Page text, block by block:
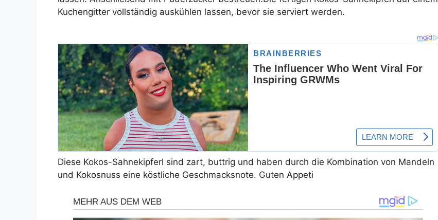
Kuchengitter vollständig auskühlen lassen, bevor sie serviert werden.
Diese Kokos-Sahnekipferl sind zart, buttrig und haben durch die Kombination von Mandeln
und Kokosnuss eine köstliche Geschmacksnote. Guten Appeti